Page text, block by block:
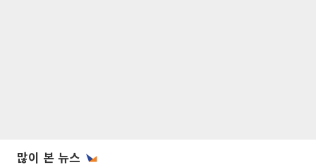
많이 본 뉴스